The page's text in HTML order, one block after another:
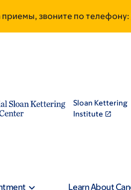
приемы, звоните по телефону:
Sloan Kettering
Institute
Learn About